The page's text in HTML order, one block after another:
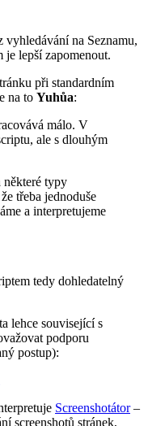
vyhledávání na Seznamu,
je lepší zapomenout.
při standardním
na to Yuhůa:
málo. V
ale s dlouhým
některé typy
třeba jednoduše
a interpretujeme
tedy dohledatelný
lehce související s
podporu
postup):
Screenshotátor–
screenshotů stránek,